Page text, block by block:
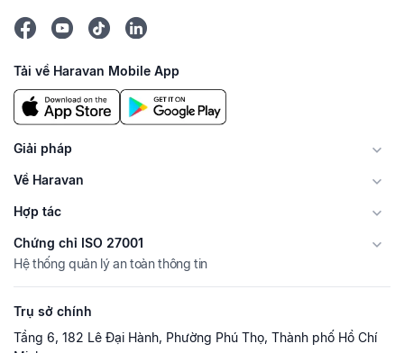
Tải về Haravan Mobile App
Giải pháp
Về Haravan
Hợp tác
Chứng chỉ ISO 27001
Hệ thống quản lý an toàn thông tin
Trụ sở chính
Tầng 6, 182 Lê Đại Hành, Phường Phú Thọ, Thành phố Hồ Chí